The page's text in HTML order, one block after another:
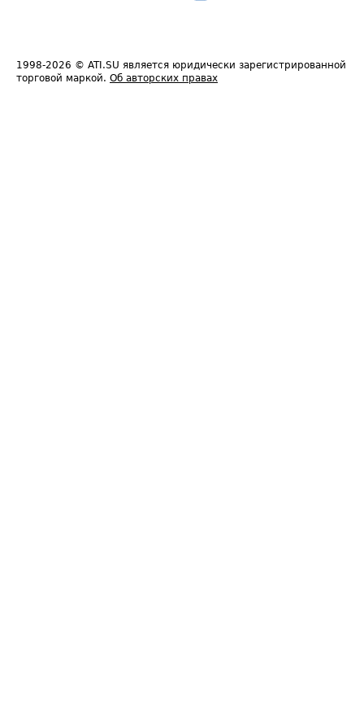
1998-2026 © ATI.SU является юридически зарегистрированной
торговой маркой. Об авторских правах